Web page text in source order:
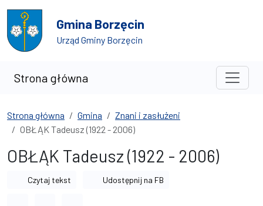
Przejdź do treści
Przejdź do wyszukiwarki
Gmina Borzęcin
Urząd Gminy Borzęcin
Strona główna
Strona główna Gmina
Znani i zasłużeni
OBŁĄK Tadeusz (1922 - 2006)
OBŁĄK Tadeusz (1922 - 2006)
Czytaj tekst Udostępnij na FB